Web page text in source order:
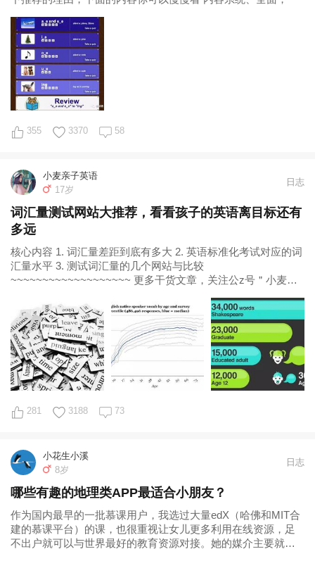
355 3370 58
小麦亲子英语
17岁
日志
词汇量测试网站大推荐，看看孩子的英语离目标还有
多远
核心内容 1. 词汇量差距到底有多大 2. 英语标准化考试对应的词
汇量水平 3. 测试词汇量的几个网站与比较
~~~~~~~~~~~~~~~~~~~ 更多干货文章，关注公z号＂小麦亲
281 3188 73
小花生小溪
8岁
日志
哪些有趣的地理类APP最适合小朋友？
作为国内最早的一批慕课用户，我选过大量edX（哈佛和MIT合
建的慕课平台）的课，也很重视让女儿更多利用在线资源，足
不出户就可以与世界最好的教育资源对接。她的媒介主要就是